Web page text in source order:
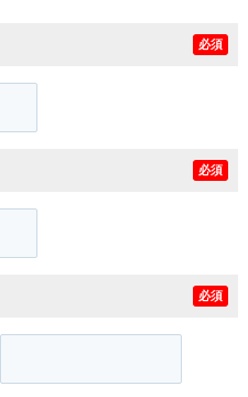
必須
必須
必須